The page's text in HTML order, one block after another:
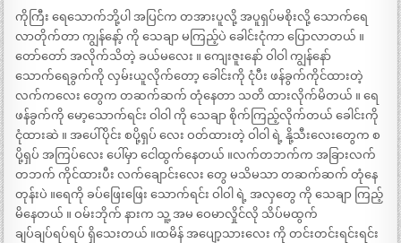
ကိုကြီး ရေသောက်ဘို့ပါ အပြင်က တအားပူလို့ အပူရှပ်မစိုးလို့ သောက်ရေ
လာတိုက်တာ ကျွန်နော့် ကို သေချာ မကြည့်ပဲ ခေါင်းငုံကာ ပြောလာတယ် ။
တော်တော် အလိုက်သိတဲ့ ခယ်မလေး ။ ကျေးဇူးနော် ဝါဝါ ကျွန်နော်
သောက်ရေခွက်ကို လှမ်းယူလိုက်တော့ ခေါင်းကို ငုံပီး ဖန်ခွက်ကိုင်ထားတဲ့
လက်ကလေး တွေက တဆက်ဆက် တုံနေတာ သတိ ထားလိုက်မိတယ် ။ ရေ
ဖန်ခွက်ကို မော့သောက်ရင်း ဝါဝါ ကို သေချာ စိုက်ကြည့်လိုက်တယ် ခေါင်းကို
ငုံထားဆဲ ။ အပေါ်ပိုင်း စပို့ရှပ် လေး ဝတ်ထားတဲ့ ဝါဝါ ရဲ့ နို့သီးလေးတွေက စ
ပို့ရှပ် အကြပ်လေး ပေါ်မှာ ငေါထွက်နေတယ် ။လက်တဘက်က အခြားလက်
တဘက် ကိုင်ထားပီး လက်ချောင်းလေး တွေ မသိမသာ တဆက်ဆက် တုံနေ
တုန်းပဲ ။ရေကို ခပ်ဖြေးဖြေး သောက်ရင်း ဝါဝါ ရဲ့ အလှတွေ ကို သေချာ ကြည့်
မိနေတယ် ။ ဝမ်းဘိုက် နားက သူ့ အမ ဝေမာလှိုင်လို သိပ်မထွက်
ချပ်ချပ်ရပ်ရပ် ရှိသေးတယ် ။ထမိန် အပျော့သားလေး ကို တင်းတင်းရင်းရင်း